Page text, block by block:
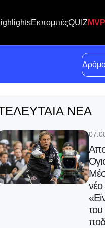
ΕκπομπέςQUIZ MVP
ΝΈΑ
του